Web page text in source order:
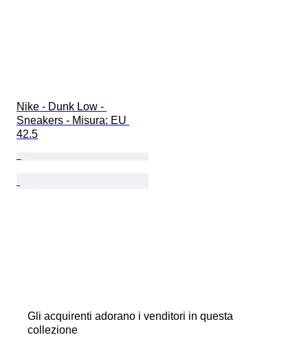
Nike - Dunk Low -
Sneakers - Misura: EU
42.5
Gli acquirenti adorano i venditori in questa
collezione